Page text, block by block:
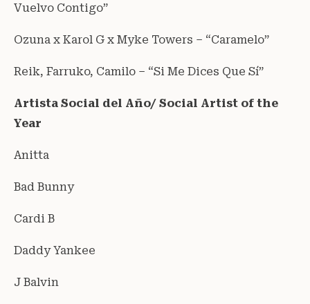
Vuelvo Contigo”
Ozuna x Karol G x Myke Towers – “Caramelo”
Reik, Farruko, Camilo – “Si Me Dices Que Sí”
Artista Social del Año/ Social Artist of the
Year
Anitta
Bad Bunny
Cardi B
Daddy Yankee
J Balvin